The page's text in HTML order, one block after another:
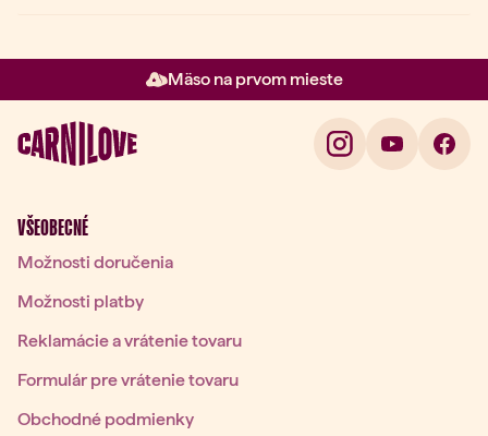
Mäso na prvom mieste
Položka 2 z 3: Mäso na prvom
VŠEOBECNÉ
Možnosti doručenia
Možnosti platby
Reklamácie a vrátenie tovaru
Formulár pre vrátenie tovaru
Obchodné podmienky